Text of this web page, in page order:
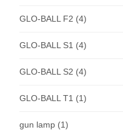
GLO-BALL F2 (4)
GLO-BALL S1 (4)
GLO-BALL S2 (4)
GLO-BALL T1 (1)
gun lamp (1)